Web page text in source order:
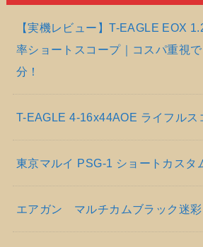
【実機レビュー】T-EAGLE EOX
率ショートスコープ｜コスパ重視
分！
T-EAGLE 4-16x44AOE ライフルス
東京マルイ PSG-1 ショートカスタ
エアガン マルチカムブラック迷